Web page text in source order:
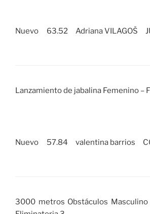
Nuevo 63.52 Adriana VILAGOŠ
Lanzamiento de jabalina Femenino –
Nuevo 57.84 valentina barrios
3000 metros Obstáculos